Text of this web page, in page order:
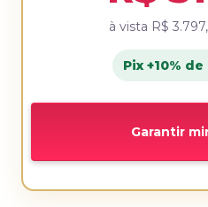
à vista R$
Pix +10%
Garantir